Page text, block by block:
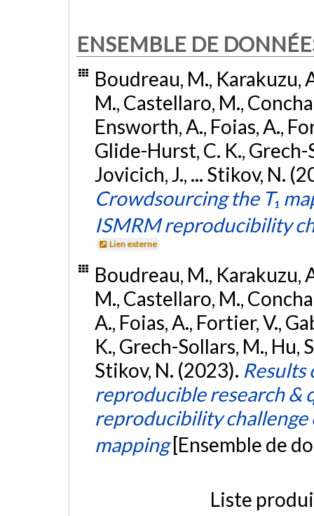
ENSEMBLE DE
Boudreau, M., Karakuzu,
M., Castellaro, M.,
Ensworth, A., Foias, A.,
Glide-Hurst, C. K., Grech-
Jovicich, J., ... Stikov, N.
Crowdsourcing the T₁
ISMRM reproducibility
Lien externe
Boudreau, M., Karakuzu,
M., Castellaro, M.,
A., Foias, A., Fortier, V.,
K., Grech-Sollars, M., Hu,
Stikov, N. (2023).
reproducible research &
reproducibility challenge
mapping [Ensemble de
Liste